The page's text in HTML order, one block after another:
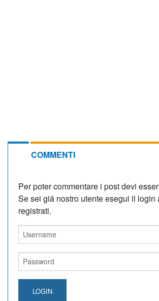
COMMENTI
Per poter commentare i post devi
Se sei giá nostro utente esegui il login
registrati.
LOGIN